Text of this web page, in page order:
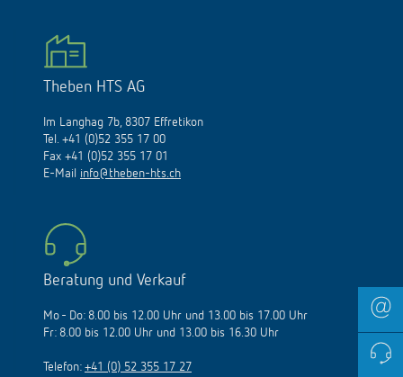
Theben HTS AG
Im Langhag 7b, 8307 Effretikon
Tel. +41 (0)52 355 17 00
Fax +41 (0)52 355 17 01
E-Mail info@theben-hts.ch
Beratung und Verkauf
Mo - Do: 8.00 bis 12.00 Uhr und 13.00 bis 17.00 Uhr
Fr: 8.00 bis 12.00 Uhr und 13.00 bis 16.30 Uhr
Telefon: +41 (0) 52 355 17 27